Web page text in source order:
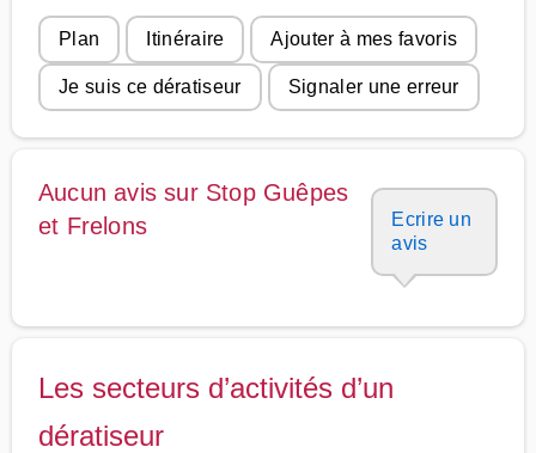
Plan Itinéraire Ajouter à mes favoris
Je suis ce dératiseur Signaler une erreur
Aucun avis sur Stop Guêpes
et Frelons
Ecrire un
avis
Les secteurs d’activités d’un
dératiseur